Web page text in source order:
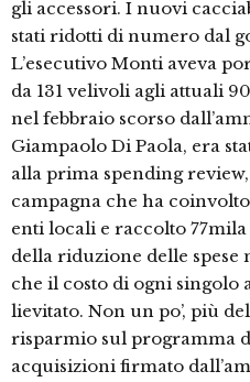
gli accessori. I nuovi
stati ridotti di numero dal
L’esecutivo Monti aveva
da 131 velivoli agli attuali
nel febbraio scorso
Giampaolo Di Paola, era
alla prima spending
campagna che ha
enti locali e raccolto
della riduzione delle
che il costo di ogni singolo
lievitato. Non un po’, più
risparmio sul programma
acquisizioni firmato